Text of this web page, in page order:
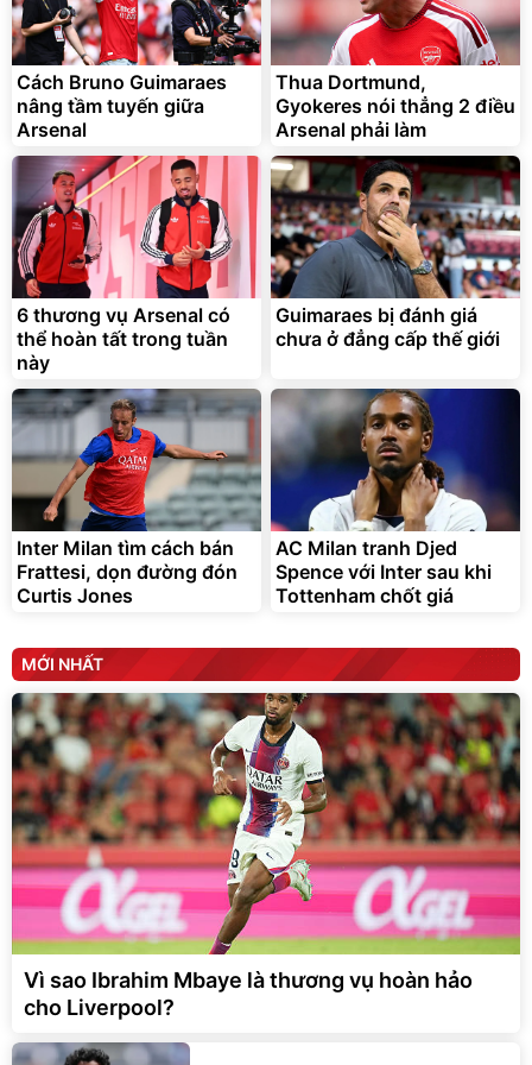
Bạt phủ xe ô tô cao cấp,
tráng nhôm 03 lớp
392.000
325.000đ
Đã bán nhiều
Xe đạp điện trợ lực G-
Force C14 gấp gọn bỏ cốp
tiện lợi
9.900.000đ
7.092.000 đ
Đang xem nhiều
Cách Bruno Guimaraes
nâng tầm tuyến giữa
Arsenal
Thua Dortmund,
Gyokeres nói thẳng 2 điều
Arsenal phải làm
6 thương vụ Arsenal có
thể hoàn tất trong tuần
này
Guimaraes bị đánh giá
chưa ở đẳng cấp thế giới
Inter Milan tìm cách bán
Frattesi, dọn đường đón
Curtis Jones
AC Milan tranh Djed
Spence với Inter sau khi
Tottenham chốt giá
MỚI NHẤT
Vì sao Ibrahim Mbaye là thương vụ hoàn hảo
cho Liverpool?